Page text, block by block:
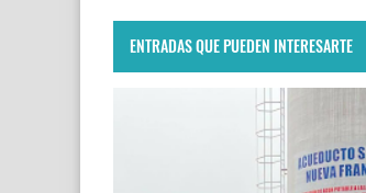
ENTRADAS QUE PUEDEN INTERESARTE